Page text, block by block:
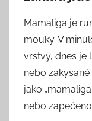
Mamaliga je
mouky. V
vrstvy, dnes je
nebo
jako
nebo